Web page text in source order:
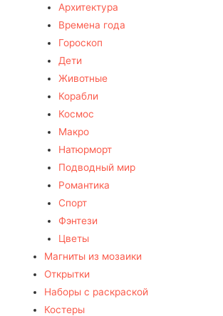
Архитектура
Времена года
Гороскоп
Дети
Животные
Корабли
Космос
Макро
Натюрморт
Подводный мир
Романтика
Спорт
Фэнтези
Цветы
Магниты из мозаики
Открытки
Наборы с раскраской
Костеры